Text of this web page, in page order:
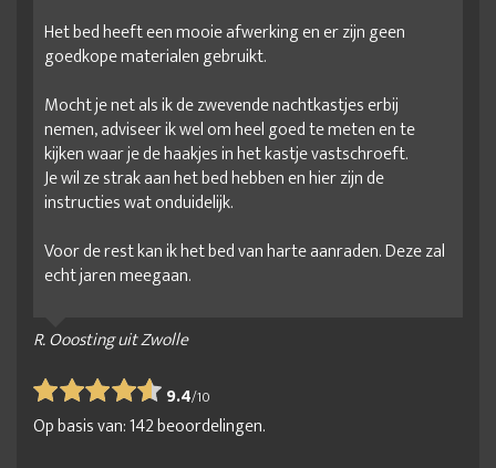
Het bed heeft een mooie afwerking en er zijn geen
goedkope materialen gebruikt.
Mocht je net als ik de zwevende nachtkastjes erbij
nemen, adviseer ik wel om heel goed te meten en te
kijken waar je de haakjes in het kastje vastschroeft.
Je wil ze strak aan het bed hebben en hier zijn de
instructies wat onduidelijk.
Voor de rest kan ik het bed van harte aanraden. Deze zal
echt jaren meegaan.
R. Ooosting uit Zwolle
9.4/10
Op basis van:142beoordelingen.